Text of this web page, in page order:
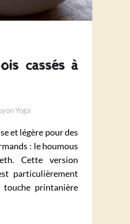
cassés à
Yoga
et légère pour des
: le houmous
Cette version
particulièrement
printanière